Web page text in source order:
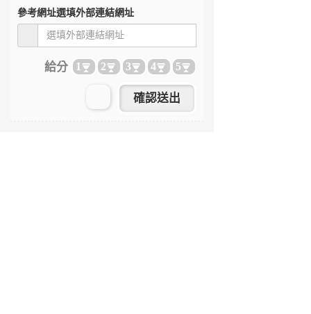
參考網址選填外部連結網址
給分 1 2 3 4 5